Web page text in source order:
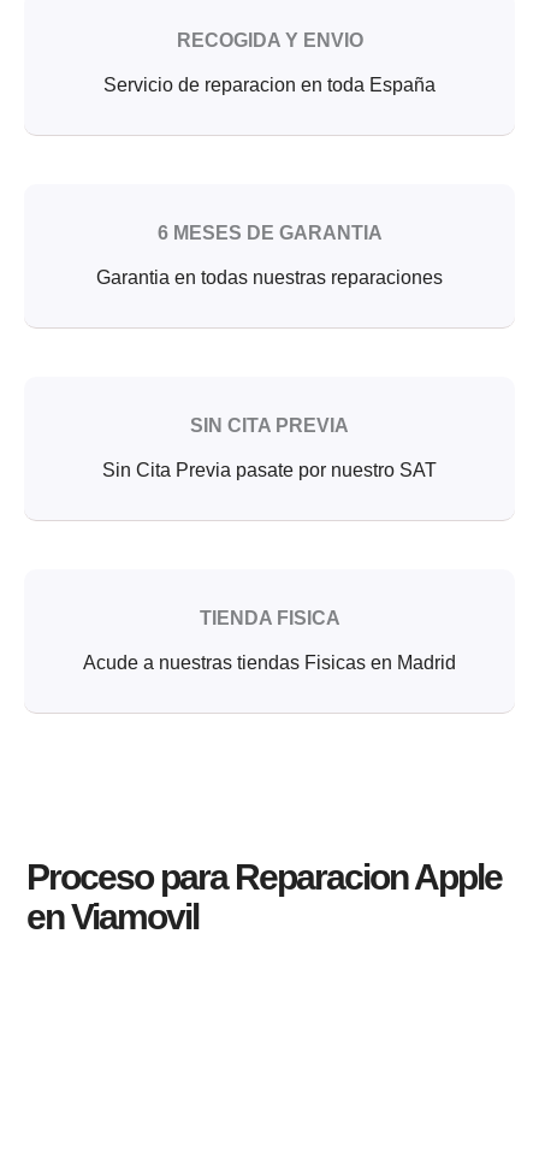
RECOGIDA Y ENVIO
Servicio de reparacion en toda España
6 MESES DE GARANTIA
Garantia en todas nuestras reparaciones
SIN CITA PREVIA
Sin Cita Previa pasate por nuestro SAT
TIENDA FISICA
Acude a nuestras tiendas Fisicas en Madrid
Proceso para Reparacion Apple
en Viamovil